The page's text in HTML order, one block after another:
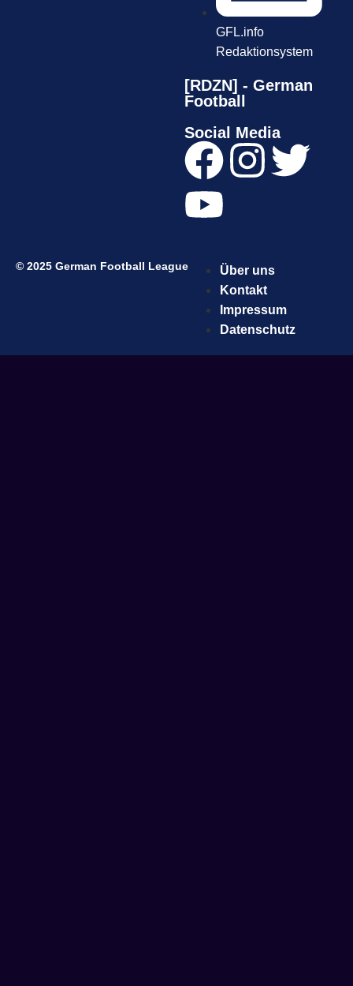
GFL.info
Redaktionsystem
[RDZN] - German
Football
Social Media
© 2025 German Football League
Über uns
Kontakt
Impressum
Datenschutz